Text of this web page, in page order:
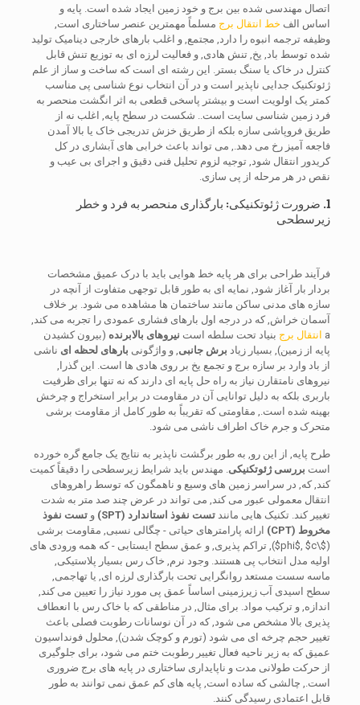
اتصال مهندسی شده بین برج و خود زمین ایجاد شده است. پایه و
اساس الف خط انتقال برج مسلماً مهمترین عنصر ساختاری است,
وظیفه ترجمه انبوه را دارد, مجتمع, و اغلب بارهای خارجی دینامیک تولید
شده توسط باد, یخ, تنش هادی, و فعالیت لرزه ای به توزیع تنش قابل
کنترل در خاک یا سنگ بستر. این رشته ای است که ساخت و ساز از علم
ژئوتکنیک جدایی ناپذیر است و در آن انتخاب نوع شناسی پی مناسب
کمتر یک اولویت است و بیشتر پاسخی قطعی به اثر انگشت منحصر به
فرد زمین شناسی سایت است.. شکست در سطح پایه, اغلب نه از
طریق فروپاشی سازه بلکه از طریق خزش تدریجی خاک یا بالا آمدن
فاجعه آمیز رخ می دهد., می تواند باعث خرابی های آبشاری در کل
کریدور انتقال شود, توجیه لزوم تحلیل فنی دقیق و اجرای بی عیب و
نقص در هر مرحله از پی سازی.
1. ضرورت ژئوتکنیکی: بارگذاری منحصر به فرد و خطر
زیرسطحی
فرآیند طراحی برای هر پایه خط هوایی باید با درک عمیق مشخصات
بردار بار آغاز شود, نمایه ای به طور قابل توجهی متفاوت از آنچه در
سازه های مدنی ساکن مانند ساختمان ها مشاهده می شود. بر خلاف
آسمان خراش, که در درجه اول بارهای فشاری عمودی را تجربه می کند,
a انتقال برج بنیاد تحت سلطه است نیروهای بالابرنده (بیرون کشیدن
پایه از زمین), بسیار زیاد برش جانبی , و واژگونی بارهای لحظه ای ناشی
از باد وارد بر سازه برج و تجمع یخ بر روی هادی ها است. این گذرا,
نیروهای نامتقارن نیاز به راه حل پایه ای دارند که نه تنها برای ظرفیت
باربری بلکه به دلیل توانایی آن در مقاومت در برابر استخراج و چرخش
بهینه شده است., مقاومتی که تقریباً به طور کامل از مقاومت برشی
متحرک و جرم خاک اطراف ناشی می شود.
طرح پایه, از این رو, به طور برگشت ناپذیر به نتایج یک جامع گره خورده
است بررسی ژئوتکنیکی . مهندس باید شرایط زیرسطحی را دقیقاً کمیت
کند, که, در سراسر زمین های وسیع و ناهمگون که توسط راهروهای
انتقال معمولی عبور می کند, می تواند در عرض چند صد متر به شدت
تغییر کند. تکنیک هایی مانند تست نفوذ استاندارد (SPT) و تست نفوذ
مخروط (CPT)
ارائه پارامترهای حیاتی - چگالی نسبی, مقاومت برشی
(
$\phi$
,$c$
), تراکم پذیری, و عمق سطح ایستابی - که همه ورودی های
اولیه مدل انتخاب پی هستند. وجود نرم, خاک رس بسیار پلاستیکی,
ماسه سست مستعد روانگرایی تحت بارگذاری لرزه ای, یا تهاجمی,
سطح اسیدی آب زیرزمینی اساساً عمق پی مورد نیاز را تعیین می کند,
اندازه, و ترکیب مواد. برای مثال, در مناطقی که با خاک رس با انعطاف
پذیری بالا مشخص می شود, که در آن نوسانات رطوبت فصلی باعث
تغییر حجم چرخه ای می شود (تورم و کوچک شدن), محلول فونداسیون
عمیق که به زیر ناحیه فعال تغییر رطوبت ختم می شود، برای جلوگیری
از حرکت طولانی مدت و ناپایداری ساختاری در پایه های برج ضروری
است., چالشی که ساده است, پایه های کم عمق نمی توانند به طور
قابل اعتمادی رسیدگی کنند.